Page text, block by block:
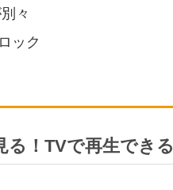
々
ック
！TVで再生できる